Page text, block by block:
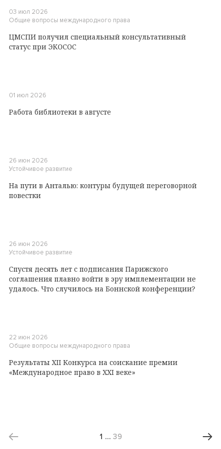
03 июл 2026
Общие вопросы международного права
ЦМСПИ получил специальный консультативный
статус при ЭКОСОС
01 июл 2026
Работа библиотеки в августе
26 июн 2026
Устойчивое развитие
На пути в Анталью: контуры будущей переговорной
повестки
26 июн 2026
Устойчивое развитие
Спустя десять лет с подписания Парижского
соглашения плавно войти в эру имплементации не
удалось. Что случилось на Боннской конференции?
22 июн 2026
Общие вопросы международного права
Результаты XII Конкурса на соискание премии
«Международное право в XXI веке»
1 … 39